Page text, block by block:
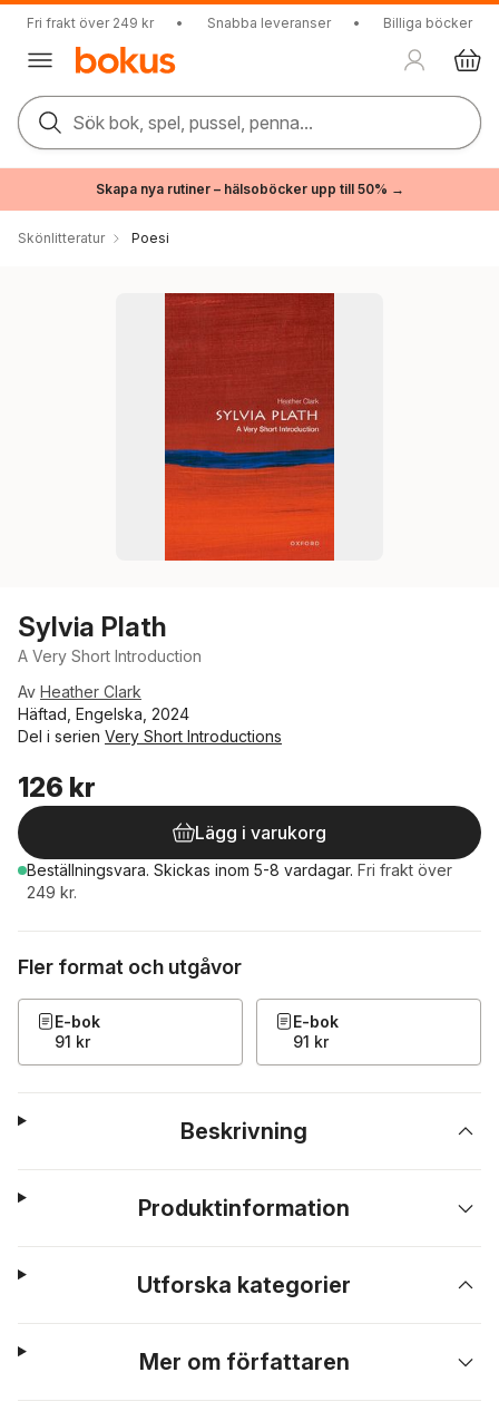
Fri frakt över 249 kr • Snabba leveranser • Billiga böcker
Sök bok, spel, pussel, penna...
Skapa nya rutiner – hälsoböcker upp till 50% →
Skönlitteratur Poesi
Sylvia Plath
A Very Short Introduction
Av Heather Clark
Häftad, Engelska, 2024
Del i serien Very Short Introductions
126 kr
Lägg i varukorg
Beställningsvara. Skickas inom 5-8 vardagar. Fri frakt över
249 kr.
Fler format och utgåvor
E-bok
91 kr
E-bok
91 kr
Beskrivning
Produktinformation
Utforska kategorier
Mer om författaren